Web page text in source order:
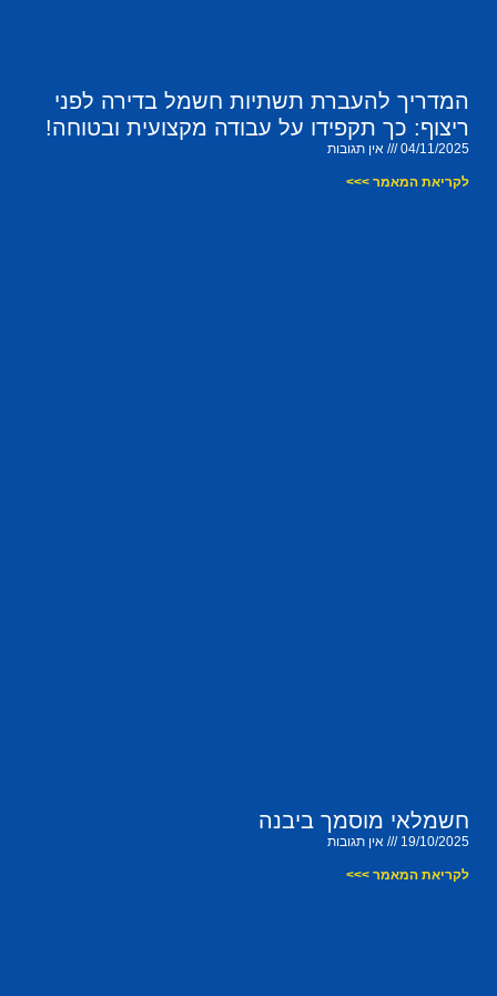
המדריך להעברת תשתיות חשמל בדירה לפני
ריצוף: כך תקפידו על עבודה מקצועית ובטוחה!
04/11/2025 אין תגובות
לקריאת המאמר >>>
חשמלאי מוסמך ביבנה
19/10/2025 אין תגובות
לקריאת המאמר >>>